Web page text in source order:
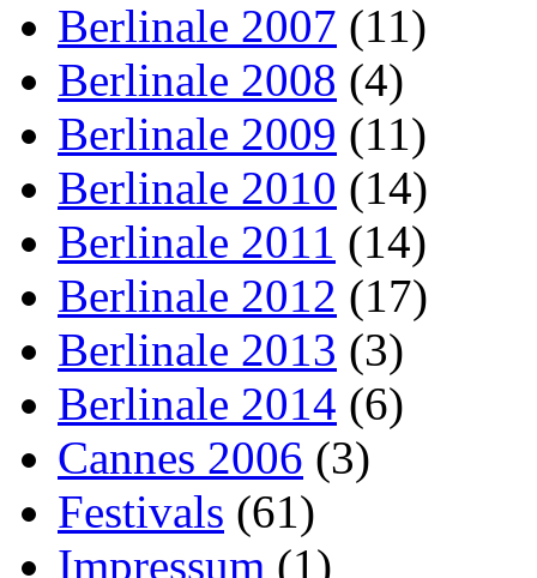
Berlinale 2007 (11)
Berlinale 2008 (4)
Berlinale 2009 (11)
Berlinale 2010 (14)
Berlinale 2011 (14)
Berlinale 2012 (17)
Berlinale 2013 (3)
Berlinale 2014 (6)
Cannes 2006 (3)
Festivals (61)
Impressum (1)